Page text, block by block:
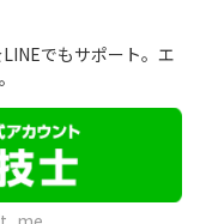
でもサポート。エ